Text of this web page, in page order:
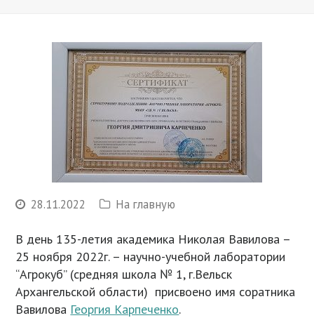
28.11.2022 На главную
В день 135-летия академика Николая Вавилова –
25 ноября 2022г. – научно-учебной лаборатории
“Агрокуб” (средняя школа № 1, г.Вельск
Архангельской области) присвоено имя соратника
Вавилова Георгия Карпеченко.